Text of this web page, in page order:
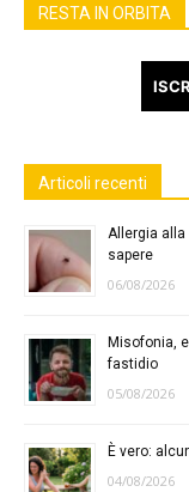
RESTA IN ORBITA
Articoli recenti
Allergia
sapere
06/08/2026
Misofonia,
fastidio
05/08/2026
È vero:
04/08/2026